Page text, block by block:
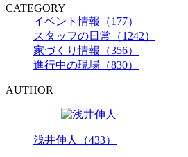
CATEGORY
イベント情報（177）
スタッフの日常（1242）
家づくり情報（356）
進行中の現場（830）
AUTHOR
浅井伸人（433）